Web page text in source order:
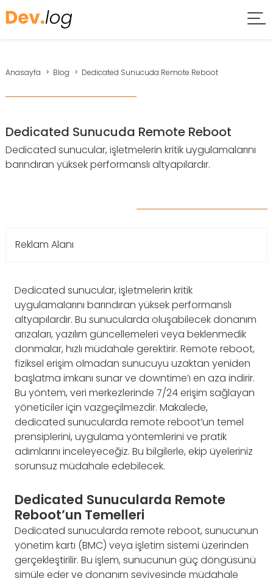
Anasayfa Blog Dedicated Sunucuda Remote Reboot
Dedicated Sunucuda Remote Reboot
Dedicated sunucular, işletmelerin kritik uygulamalarını
barındıran yüksek performanslı altyapılardır.
Reklam Alanı
Dedicated sunucular, işletmelerin kritik
uygulamalarını barındıran yüksek performanslı
altyapılardır. Bu sunucularda oluşabilecek donanım
arızaları, yazılım güncellemeleri veya beklenmedik
donmalar, hızlı müdahale gerektirir. Remote reboot,
fiziksel erişim olmadan sunucuyu uzaktan yeniden
başlatma imkanı sunar ve downtime’ı en aza indirir.
Bu yöntem, veri merkezlerinde 7/24 erişim sağlayan
yöneticiler için vazgeçilmezdir. Makalede,
dedicated sunucularda remote reboot’un temel
prensiplerini, uygulama yöntemlerini ve pratik
adımlarını inceleyeceğiz. Bu bilgilerle, ekip üyeleriniz
sorunsuz müdahale edebilecek.
Dedicated Sunucularda Remote
Reboot’un Temelleri
Dedicated sunucularda remote reboot, sunucunun
yönetim kartı (BMC) veya işletim sistemi üzerinden
gerçekleştirilir. Bu işlem, sunucunun güç döngüsünü
simüle eder ve donanım seviyesinde müdahale